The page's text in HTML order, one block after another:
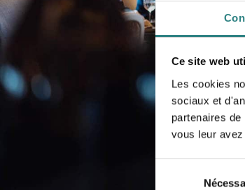
Ce site web
Les cookies
sociaux et
partenaires
vous leur